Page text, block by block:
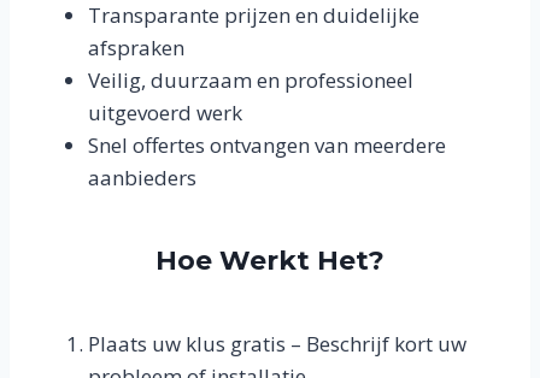
Transparante prijzen en duidelijke
afspraken
Veilig, duurzaam en professioneel
uitgevoerd werk
Snel offertes ontvangen van meerdere
aanbieders
Hoe Werkt Het?
Plaats uw klus gratis – Beschrijf kort uw